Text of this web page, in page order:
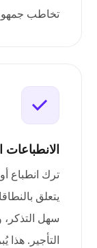
تخاطب
الانطباعات
ترك انطباع
سهل
التأجير. هذا